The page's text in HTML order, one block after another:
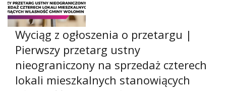
Wyciąg z ogłoszenia o przetargu |
Pierwszy przetarg ustny
nieograniczony na sprzedaż czterech
lokali mieszkalnych stanowiących